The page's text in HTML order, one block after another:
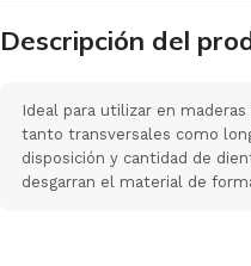
Descripción del
Ideal para utilizar en
tanto transversales como
disposición y cantidad de
desgarran el material de